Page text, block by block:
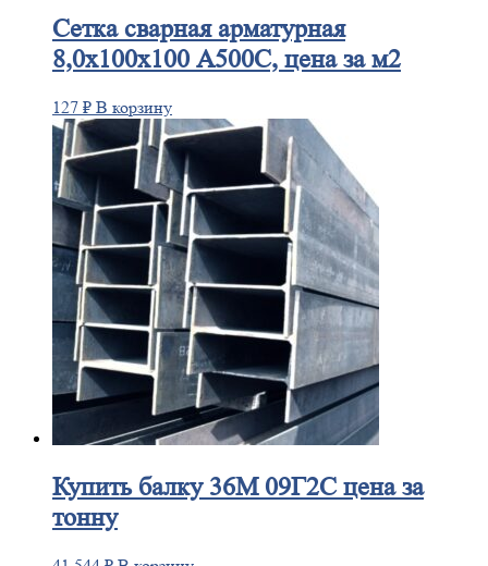
Сеткасварная арматурная
8,0х100х100 А500С, цена за м2
127 ₽ В корзину
Купитьбалку 36М 09Г2С цена за
тонну